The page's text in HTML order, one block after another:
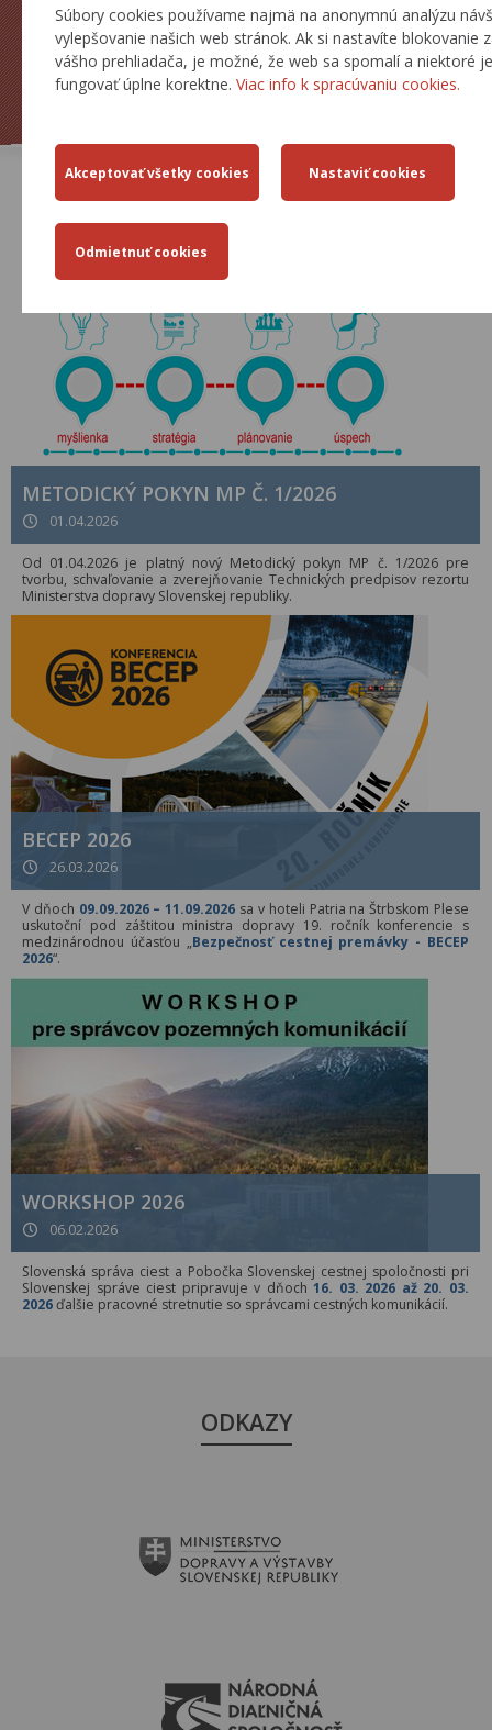
Súbory cookies používame najmä na anonymnú analýzu
vylepšovanie našich web stránok. Ak si nastavíte blokovanie
vášho prehliadača, je možné, že web sa spomalí a niektoré
fungovať úplne korektne. Viac info k spracúvaniu cookies.
ŽIADOSTI TLAČOVÉ SPRÁVY
METODICKÝ POKYN MP Č. 1/2026
01.04.2026
Od 01.04.2026 je platný nový Metodický pokyn MP č. 1/2026 pre
tvorbu, schvaľovanie a zverejňovanie Technických predpisov rezortu
Ministerstva dopravy Slovenskej republiky.
BECEP 2026
26.03.2026
V dňoch 09.09.2026 – 11.09.2026 sa v hoteli Patria na Štrbskom Plese
uskutoční pod záštitou ministra dopravy 19. ročník konferencie s
medzinárodnou účasťou „Bezpečnosť cestnej premávky - BECEP
2026“.
WORKSHOP 2026
06.02.2026
Slovenská správa ciest a Pobočka Slovenskej cestnej spoločnosti pri
Slovenskej správe ciest pripravuje v dňoch16. 03. 2026 až 20. 03.
2026ďalšie pracovné stretnutie so správcami cestných komunikácií.
ODKAZY